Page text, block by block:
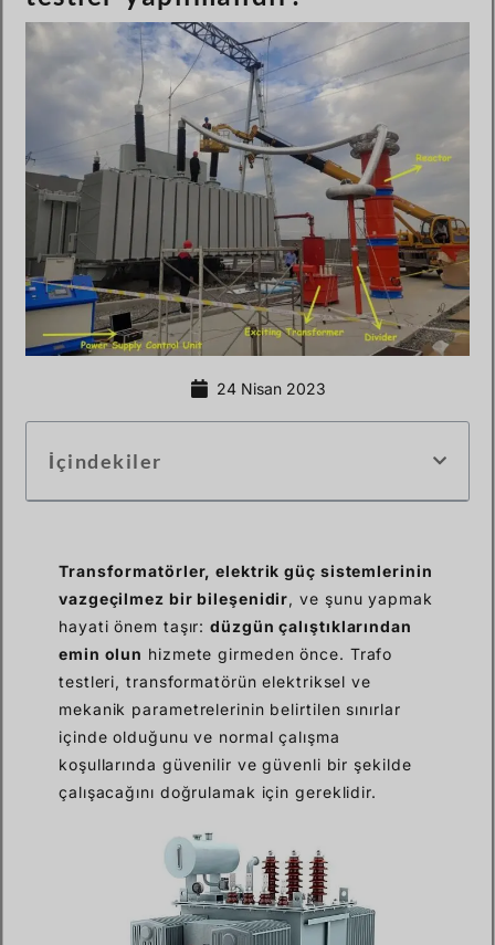
24 Nisan 2023
İçindekiler
Transformatörler, elektrik güç sistemlerinin
vazgeçilmez bir bileşenidir, ve şunu yapmak
hayati önem taşır:düzgün çalıştıklarından
emin olun hizmete girmeden önce. Trafo
testleri, transformatörün elektriksel ve
mekanik parametrelerinin belirtilen sınırlar
içinde olduğunu ve normal çalışma
koşullarında güvenilir ve güvenli bir şekilde
çalışacağını doğrulamak için gereklidir.